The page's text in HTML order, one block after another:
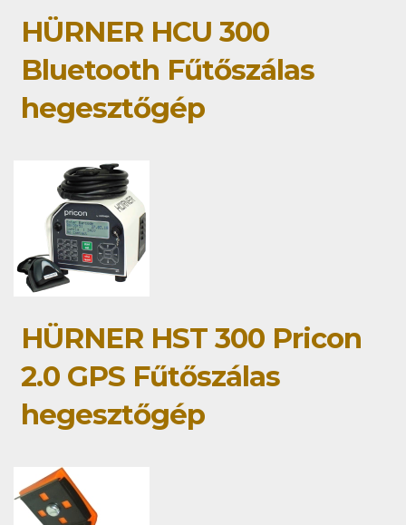
HÜRNER HCU 300
Bluetooth Fűtőszálas
hegesztőgép
HÜRNER HST 300 Pricon
2.0 GPS Fűtőszálas
hegesztőgép